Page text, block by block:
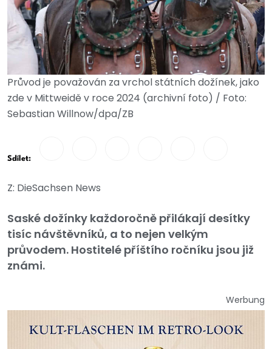
Průvod je považován za vrchol státních dožínek, jako
zde v Mittweidě v roce 2024 (archivní foto) / Foto:
Sebastian Willnow/dpa/ZB
Sdílet:
Z: DieSachsen News
Saské dožínky každoročně přilákají desítky
tisíc návštěvníků, a to nejen velkým
průvodem. Hostitelé příštího ročníku jsou již
známi.
Werbung